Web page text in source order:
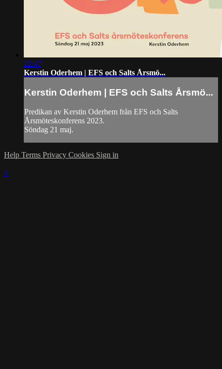
22:47
Kerstin Oderhem | EFS och Salts Årsmö...
Kerstin Oderhem | EFS och Salts Årsmö...
Predikan av Kerstin Oderhem från EFS och Salts
Årsmöteskonferens 2023.
Söndag 21 maj.
Help Terms Privacy Cookies Sign in
×